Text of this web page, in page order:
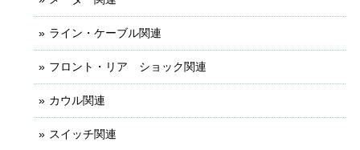
ライン・ケーブル関連
フロント・リア ショック関連
カウル関連
スイッチ関連